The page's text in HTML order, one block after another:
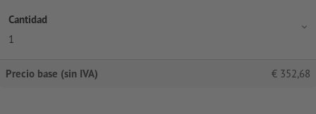
Cantidad
1
Precio base (sin IVA) € 352,68